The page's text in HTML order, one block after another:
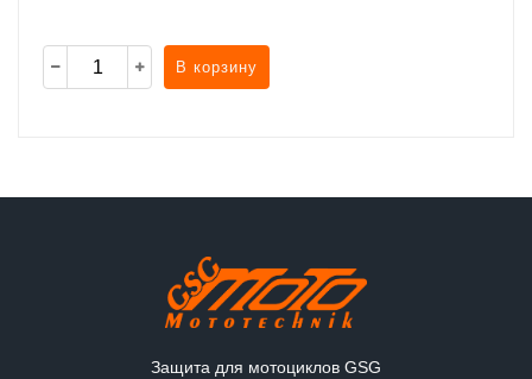
В корзину
Защита для мотоциклов GSG